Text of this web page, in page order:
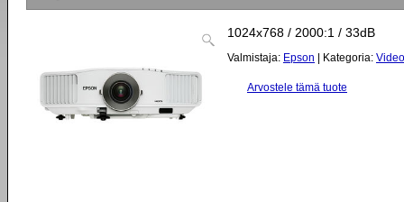
1024x768 / 2000:1 / 33dB
Valmistaja: Epson | Kategoria:
Arvostele tämä tuote